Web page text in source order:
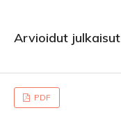
Arvioidut julkaisut
PDF